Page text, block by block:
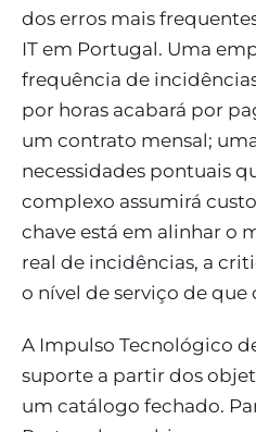
dos erros mais
IT em Portugal. Uma
frequência de
por horas acabará por
um contrato mensal;
necessidades pontuais
complexo assumirá
chave está em alinhar o
real de incidências, a
o nível de serviço de que
A Impulso Tecnológico
suporte a partir dos
um catálogo fechado.